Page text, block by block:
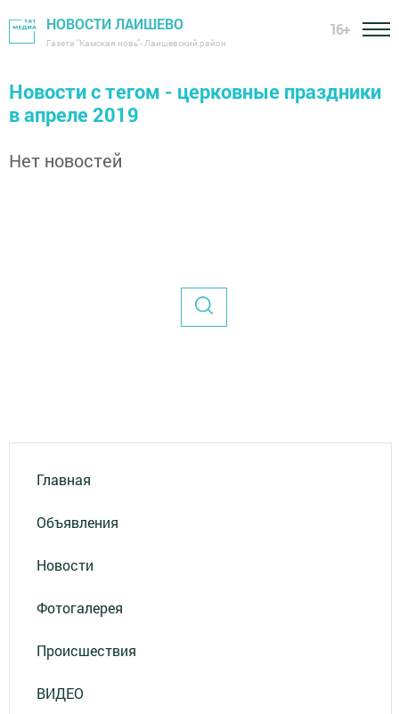
НОВОСТИ ЛАИШЕВО
Газета "Камская новь"- Лаишевский район
16+
Новости с тегом - церковные праздники
в апреле 2019
Нет новостей
Главная
Объявления
Новости
Фотогалерея
Происшествия
ВИДЕО